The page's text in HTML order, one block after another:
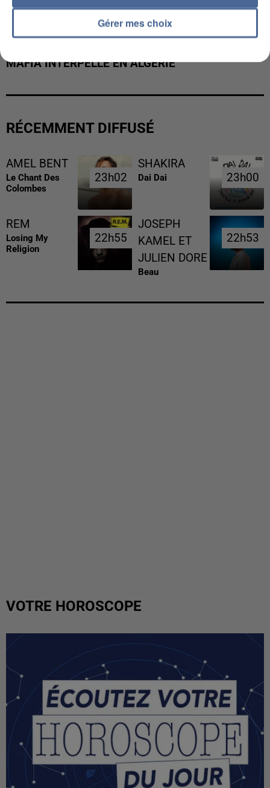
MAFIA INTERPELLÉ EN ALGÉRIE
RÉCEMMENT DIFFUSÉ
AMEL BENT
Le Chant Des
Colombes
23h02
23h02
SHAKIRA
Dai Dai 23h00
23h00
REM
Losing My
Religion
22h55
22h55
JOSEPH
KAMEL ET
JULIEN DORE
Beau
22h53
22h53
VOTRE HOROSCOPE
Gérer mes choix